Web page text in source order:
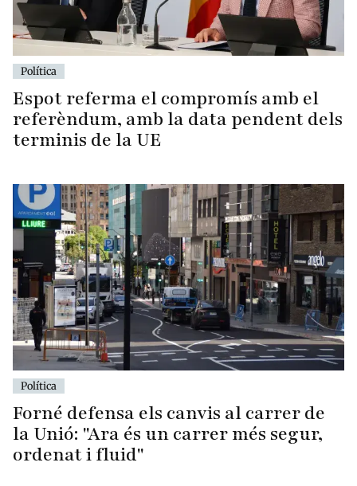
Política
Espot referma el compromís amb el
referèndum, amb la data pendent dels
terminis de la UE
Política
Forné defensa els canvis al carrer de
la Unió: "Ara és un carrer més segur,
ordenat i fluid"